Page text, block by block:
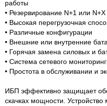
работы
• Резервирование N+1 или N+X
• Высокая перегрузочная
• Различные конфигурации
• Внешние или внутренние
• Горячая замена силовых и
• Система сетевого
• Простота в обслуживании и
ИБП эффективно защищает
скачках мощности. Устройство